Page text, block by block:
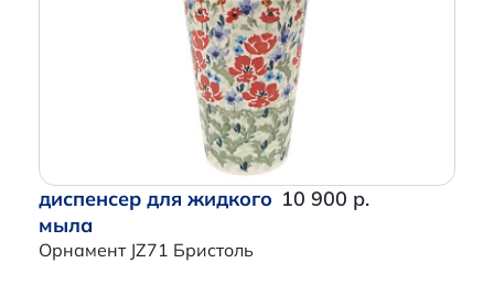
диспенсер для жидкого
мыла
Орнамент JZ71 Бристоль
10 900 р.